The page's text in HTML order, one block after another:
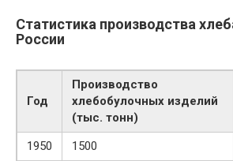
Статистика производства
России
Год
Производство
хлебобулочных изделий
(тыс. тонн)
1950 1500